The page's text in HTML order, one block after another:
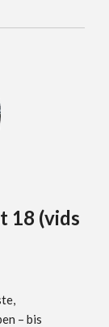
18 (vids
– bis